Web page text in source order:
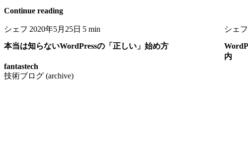
Continue reading
シェフ 2020年5月25日 5 min
本当は知らないWordPressの「正しい」始め方
シェフ
内
fantastech
技術ブログ (archive)